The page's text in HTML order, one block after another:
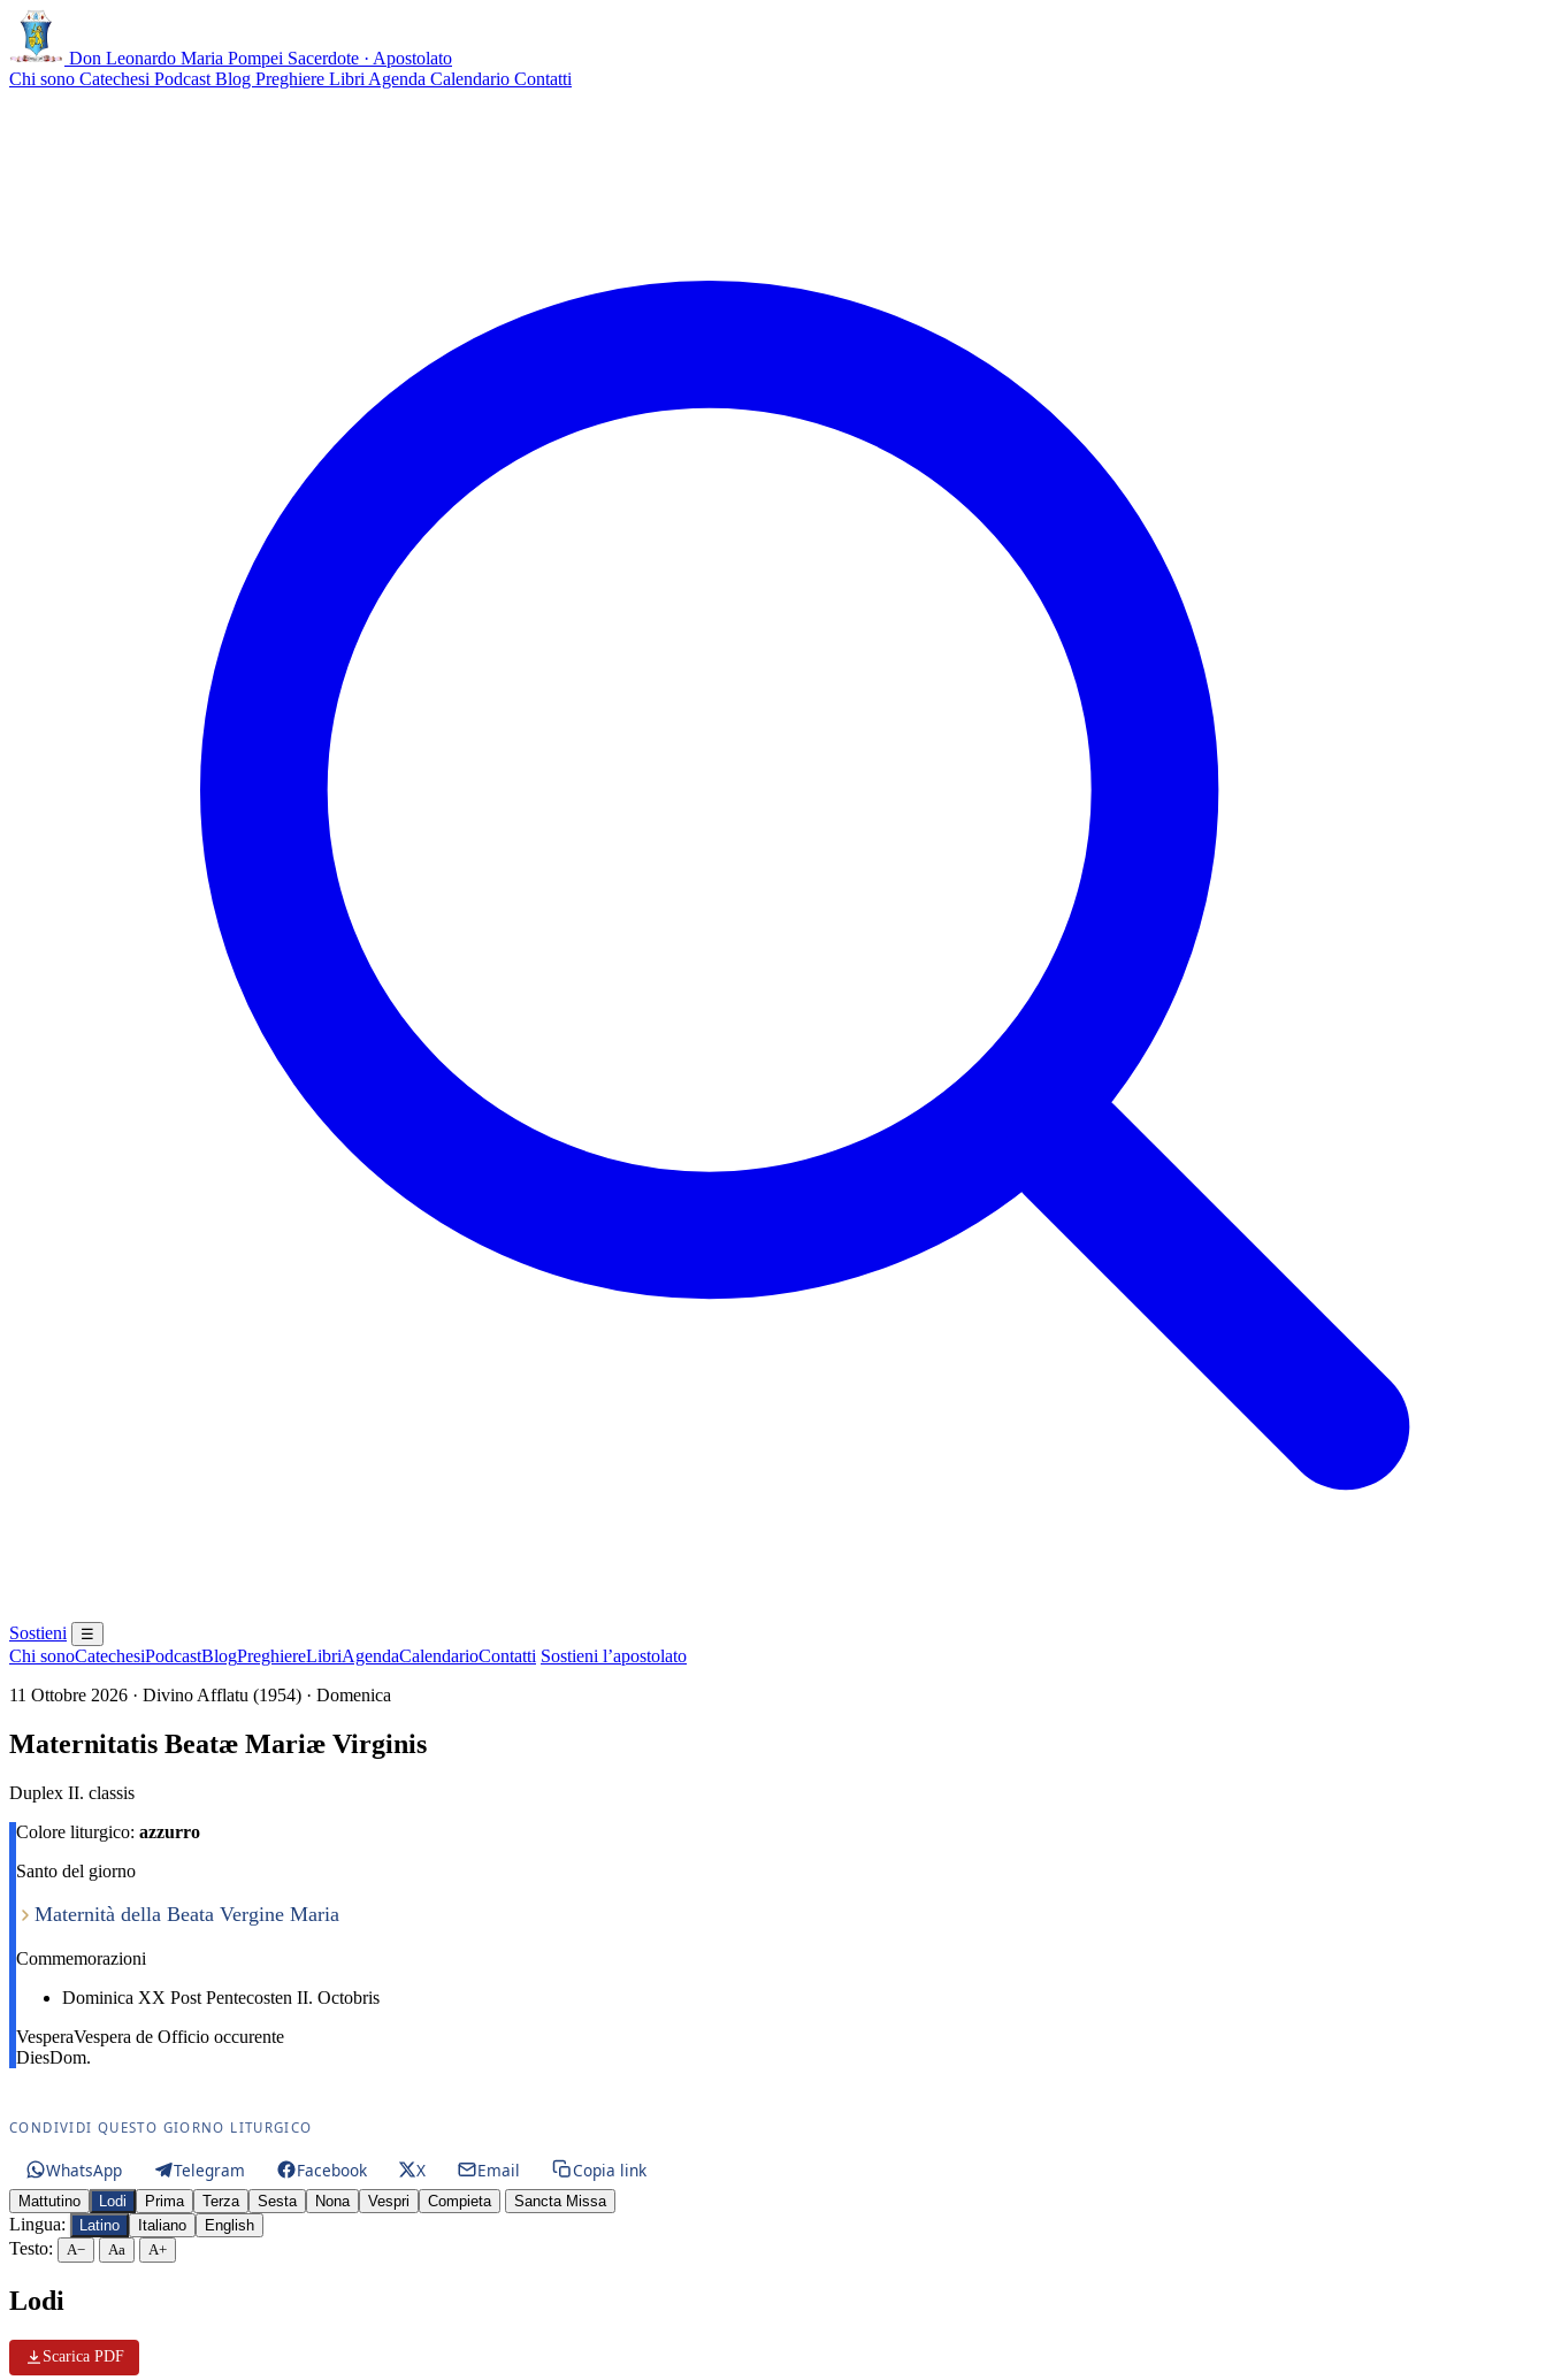
Don Leonardo Maria Pompei Sacerdote · Apostolato
Chi sono Catechesi Podcast Blog Preghiere Libri Agenda Calendario Contatti
Sostieni ☰
Chi sonoCatechesiPodcastBlogPreghiereLibriAgendaCalendarioContatti Sostieni l’apostolato
11 Ottobre 2026 · Divino Afflatu (1954) · Domenica
Maternitatis Beatæ Mariæ Virginis
Duplex II. classis
Colore liturgico: azzurro
Santo del giorno
Maternità della Beata Vergine Maria
Commemorazioni
Dominica XX Post Pentecosten II. Octobris
VesperaVespera de Officio occurente
DiesDom.
CONDIVIDI QUESTO GIORNO LITURGICO
WhatsApp Telegram Facebook X Email Copia link
Mattutino Lodi Prima Terza Sesta Nona Vespri Compieta Sancta Missa
Lingua: Latino Italiano English
Testo: A− Aa A+
Lodi
Scarica PDF